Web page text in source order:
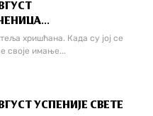
хришћана. Када су јој се
своје имање...
УСПЕНИЈЕ СВЕТЕ